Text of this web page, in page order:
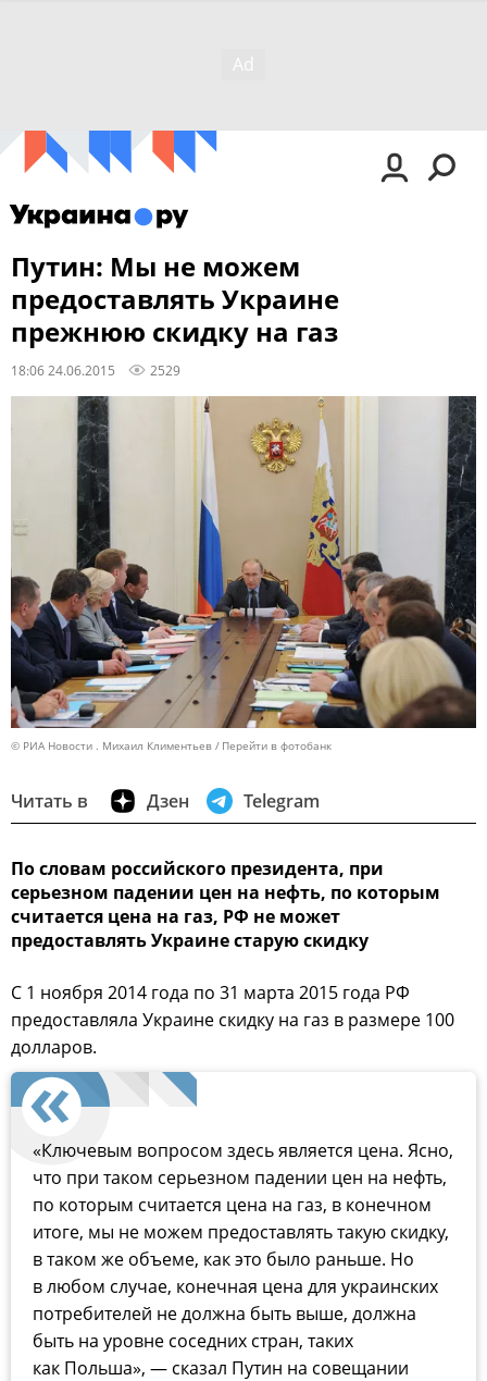
Путин: Мы не можем
предоставлять Украине
прежнюю скидку на газ
18:06 24.06.2015 2529
© РИА Новости . Михаил Климентьев Перейти в фотобанк
Читать в Дзен Telegram
По словам российского президента, при
серьезном падении цен на нефть, по которым
считается цена на газ, РФ не может
предоставлять Украине старую скидку
С 1 ноября 2014 года по 31 марта 2015 года РФ
предоставляла Украине скидку на газ в размере 100
долларов.
«Ключевым вопросом здесь является цена. Ясно,
что при таком серьезном падении цен на нефть,
по которым считается цена на газ, в конечном
итоге, мы не можем предоставлять такую скидку,
в таком же объеме, как это было раньше. Но
в любом случае, конечная цена для украинских
потребителей не должна быть выше, должна
быть на уровне соседних стран, таких
как Польша», — сказал Путин на совещании